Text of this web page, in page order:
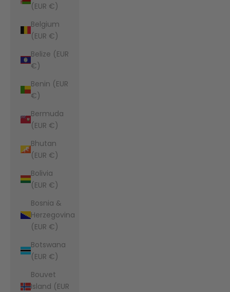
(EUR €)
Belgium
(EUR €)
Belize (EUR
€)
Benin (EUR
€)
Bermuda
(EUR €)
Bhutan
(EUR €)
Bolivia
(EUR €)
Bosnia &
Herzegovina
(EUR €)
Botswana
(EUR €)
Bouvet
Island (EUR